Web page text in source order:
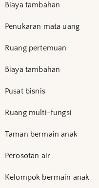
Biaya tambahan
Penukaran mata uang
Ruang pertemuan
Biaya tambahan
Pusat bisnis
Ruang multi-fungsi
Taman bermain anak
Perosotan air
Kelompok bermain anak